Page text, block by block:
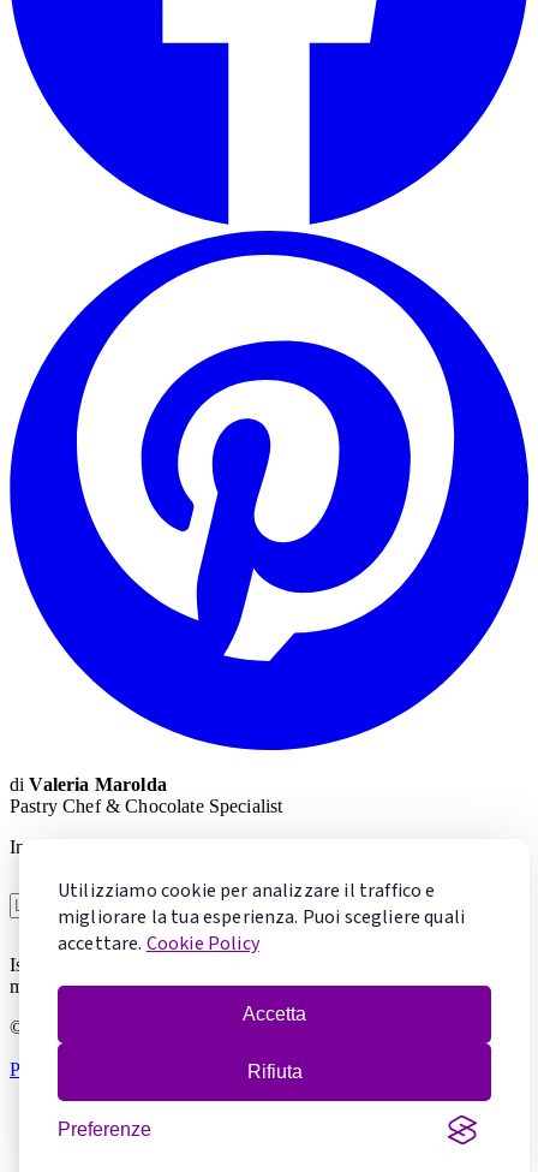
Utilizziamo cookie per analizzare il traffico e
migliorare la tua esperienza. Puoi scegliere quali
accettare. Cookie Policy
Accetta
Rifiuta
Preferenze
diValeria Marolda
Pastry Chef & Chocolate Specialist
Impara la pasticceria con Valeria
Iscrivendoti accetti la
momento.
© 2026 Mentecontorta. Tutti i diritti riservati.
Privacy Policy Cookie Policy · Gestisci cookie